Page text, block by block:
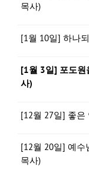
목사)
[1월 10일] 하나
[1월 3일] 포도원
사)
[12월 27일] 좋은
[12월 20일] 예수
목사)